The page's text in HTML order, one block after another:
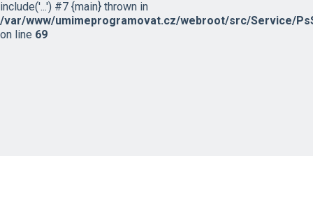
include('...') #7 {main} thrown in
/var/www/umimeprogramovat.cz/webroot/src/Service/
on line 69